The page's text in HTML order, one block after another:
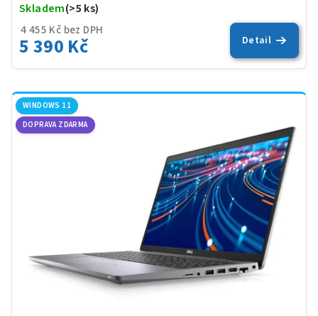
4 455 Kč bez DPH
5 390 Kč
Skladem(>5 ks)
5,0
z
5
Detail
WINDOWS 11
DOPRAVA ZDARMA